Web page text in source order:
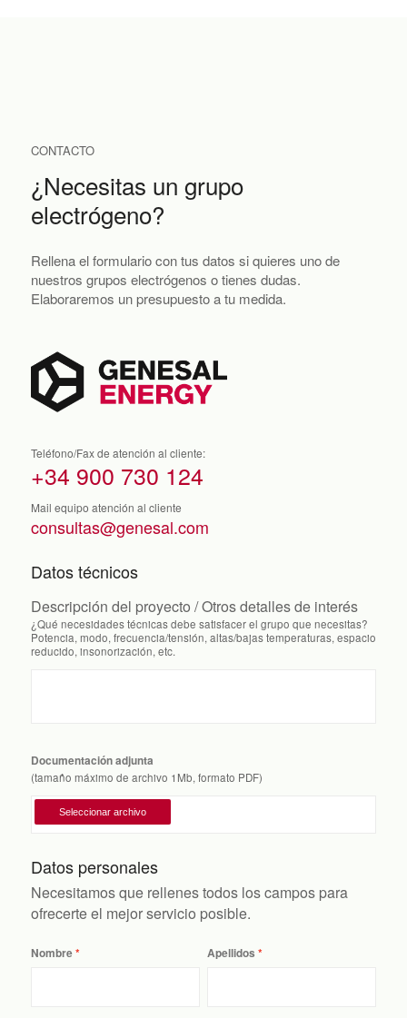
CONTACTO
¿Necesitas un grupo
electrógeno?
Rellena el formulario con tus datos si quieres uno de
nuestros grupos electrógenos o tienes dudas.
Elaboraremos un presupuesto a tu medida.
Teléfono/Fax de atención al cliente:
+34 900 730 124
Mail equipo atención al cliente
consultas@genesal.com
Datos técnicos
Descripción del proyecto / Otros detalles de interés
¿Qué necesidades técnicas debe satisfacer el grupo que necesitas?
Potencia, modo, frecuencia/tensión, altas/bajas temperaturas, espacio
reducido, insonorización, etc.
Documentación adjunta
(tamaño máximo de archivo 1Mb, formato PDF)
Datos personales
Necesitamos que rellenes todos los campos para
ofrecerte el mejor servicio posible.
Nombre Apellidos